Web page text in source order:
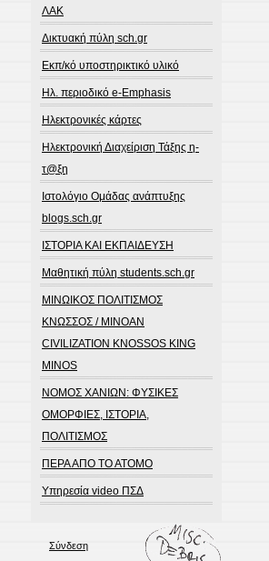
ΛΑΚ
Δικτυακή πύλη sch.gr
Εκπ/κό υποστηρικτικό υλικό
Ηλ. περιοδικό e-Emphasis
Ηλεκτρονικές κάρτες
Ηλεκτρονική Διαχείριση Τάξης η-
τ@ξη
Ιστολόγιο Ομάδας ανάπτυξης
blogs.sch.gr
ΙΣΤΟΡΙΑ ΚΑΙ ΕΚΠΑΙΔΕΥΣΗ
Μαθητική πύλη students.sch.gr
ΜΙΝΩΙΚΟΣ ΠΟΛΙΤΙΣΜΟΣ
ΚΝΩΣΣΟΣ / MINOAN
CIVILIZATION KNOSSOS KING
MINOS
ΝΟΜΟΣ ΧΑΝΙΩΝ: ΦΥΣΙΚΕΣ
ΟΜΟΡΦΙΕΣ, ΙΣΤΟΡΙΑ,
ΠΟΛΙΤΙΣΜΟΣ
ΠΕΡΑ ΑΠΟ ΤΟ ΑΤΟΜΟ
Υπηρεσία video ΠΣΔ
Σύνδεση